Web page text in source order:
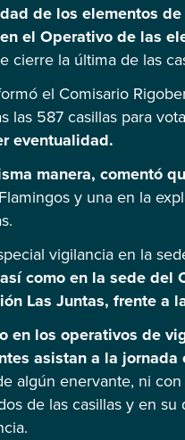
de los elementos
el Operativo de las
cierre la última de las
el Comisario
las 587 casillas para
eventualidad.
manera, comentó
y una en la
vigilancia en la
así como en la sede del
Las Juntas, frente a
en los operativos de
asistan a la
algún enervante, ni
de las casillas y en